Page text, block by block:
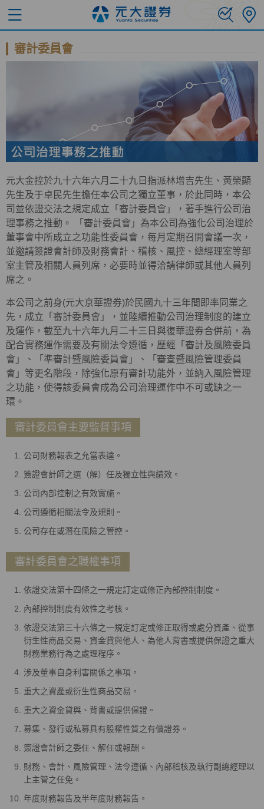
審計委員會
元大金控於九十六年六月二十九日指派林增吉先生、黃榮顯
先生及于卓民先生擔任本公司之獨立董事，於此同時，本公
司並依證交法之規定成立「審計委員會」，著手進行公司治
理事務之推動。 「審計委員會」為本公司為強化公司治理於
董事會中所成立之功能性委員會，每月定期召開會議一次，
並邀請簽證會計師及財務會計、稽核、風控、總經理室等部
室主管及相關人員列席，必要時並得洽請律師或其他人員列
席之。
本公司之前身(元大京華證券)於民國九十三年間即率同業之
先，成立「審計委員會」，並陸續推動公司治理制度的建立
及運作，截至九十六年九月二十三日與復華證券合併前，為
配合實務運作需要及有關法令遵循，歷經「審計及風險委員
會」、「準審計暨風險委員會」、「審查暨風險管理委員
會」等更名階段，除強化原有審計功能外，並納入風險管理
之功能，使得該委員會成為公司治理運作中不可或缺之一
環。
審計委員會主要監督事項
公司財務報表之允當表達。
簽證會計師之選（解）任及獨立性與績效。
公司內部控制之有效實施。
公司遵循相關法令及規則。
公司存在或潛在風險之管控。
審計委員會之職權事項
依證交法第十四條之一規定訂定或修正內部控制制度。
內部控制制度有效性之考核。
依證交法第三十六條之一規定訂定或修正取得或處分資產、從事
衍生性商品交易、資金貸與他人、為他人背書或提供保證之重大
財務業務行為之處理程序。
涉及董事自身利害關係之事項。
重大之資產或衍生性商品交易。
重大之資金貸與、背書或提供保證。
募集、發行或私募具有股權性質之有價證券。
簽證會計師之委任、解任或報酬。
財務、會計、風險管理、法令遵循、內部稽核及執行副總經理以
上主管之任免。
年度財務報告及半年度財務報告。